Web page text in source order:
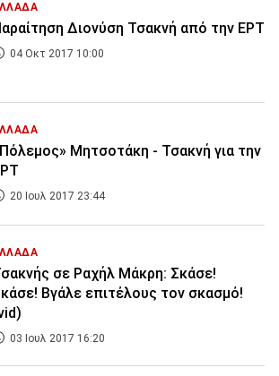
Διονύση Τσακνή από την ΕΡΤ
04 Οκτ 2017 10:00
Μητσοτάκη - Τσακνή για την
20 Ιουλ 2017 23:44
σε Ραχήλ Μάκρη: Σκάσε!
Βγάλε επιτέλους τον σκασμό!
03 Ιουλ 2017 16:20